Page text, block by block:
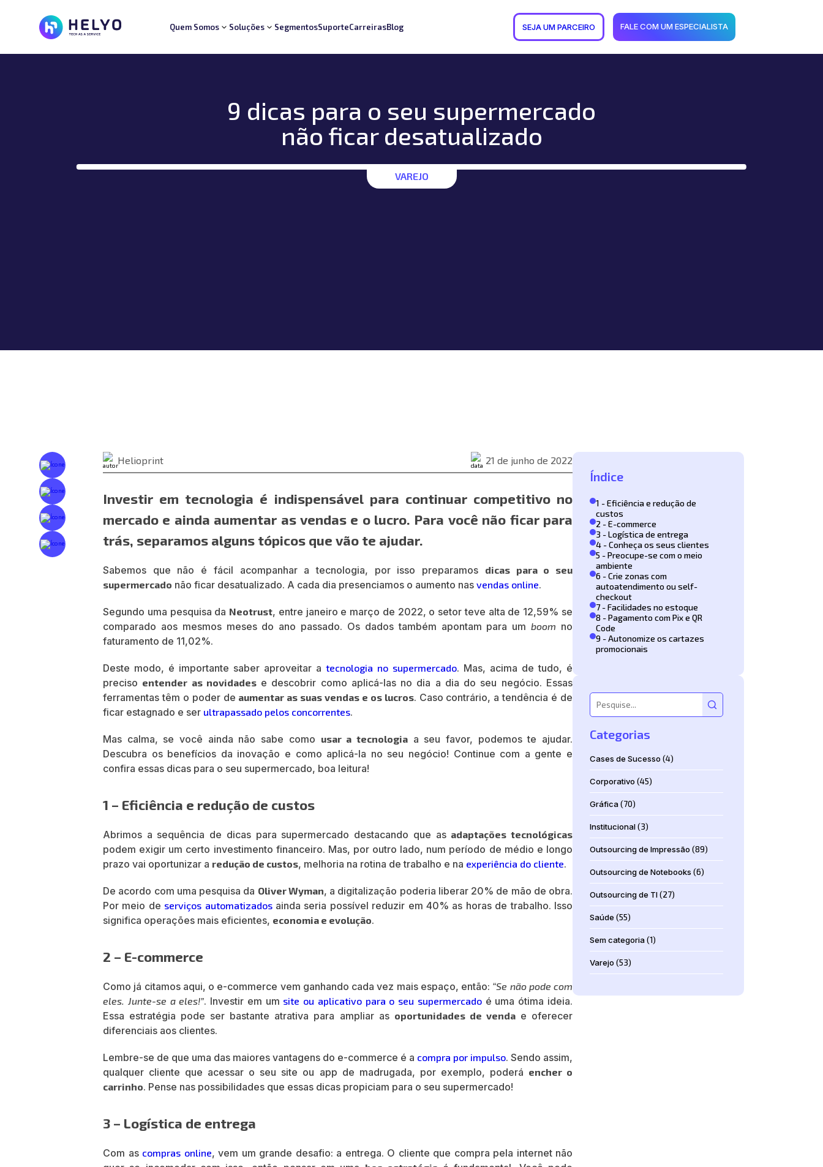
Quem Somos Soluções SegmentosSuporteCarreirasBlog SEJA UM PARCEIRO FALE COM UM ESPECIALISTA
Quem Somos
Soluções
9 dicas para o seu supermercado
não ficar desatualizado
VAREJO
Helioprint 21 de junho de 2022
Investir em tecnologia é indispensável para continuar competitivo no
mercado e ainda aumentar as vendas e o lucro. Para você não ficar para
trás, separamos alguns tópicos que vão te ajudar.
Sabemos que não é fácil acompanhar a tecnologia, por isso preparamos dicas para o seu
supermercado não ficar desatualizado. A cada dia presenciamos o aumento nas vendas online.
Segundo uma pesquisa da Neotrust, entre janeiro e março de 2022, o setor teve alta de 12,59% se
comparado aos mesmos meses do ano passado. Os dados também apontam para umboom no
faturamento de 11,02%.
Deste modo, é importante saber aproveitar a tecnologia no supermercado. Mas, acima de tudo, é
preciso entender as novidadese descobrir como aplicá-las no dia a dia do seu negócio. Essas
ferramentas têm o poder de aumentar as suas vendas e os lucros. Caso contrário, a tendência é de
ficar estagnado e ser ultrapassado pelos concorrentes.
Mas calma, se você ainda não sabe como usar a tecnologiaa seu favor, podemos te ajudar.
Descubra os benefícios da inovação e como aplicá-la no seu negócio! Continue com a gente e
confira essas dicas para o seu supermercado, boa leitura!
1 – Eficiência e redução de custos
Abrimos a sequência de dicas para supermercado destacando que as adaptações tecnológicas
podem exigir um certo investimento financeiro. Mas, por outro lado, num período de médio e longo
prazo vai oportunizar a redução de custos, melhoria na rotina de trabalho e na experiência do cliente.
De acordo com uma pesquisa da Oliver Wyman, a digitalização poderia liberar 20% de mão de obra.
Por meio de serviços automatizadosainda seria possível reduzir em 40% as horas de trabalho. Isso
significa operações mais eficientes, economia e evolução.
2 – E-commerce
Como já citamos aqui, o e-commerce vem ganhando cada vez mais espaço, então: “Se não pode com
eles. Junte-se a eles!”. Investir em um site ou aplicativo para o seu supermercadoé uma ótima ideia.
Essa estratégia pode ser bastante atrativa para ampliar as oportunidades de vendae oferecer
diferenciais aos clientes.
Lembre-se de que uma das maiores vantagens do e-commerce é a compra por impulso. Sendo assim,
qualquer cliente que acessar o seu site ou app de madrugada, por exemplo, poderá encher o
carrinho. Pense nas possibilidades que essas dicas propiciam para o seu supermercado!
3 – Logística de entrega
Com as compras online, vem um grande desafio: a entrega. O cliente que compra pela internet não
Índice
1 - Eficiência e redução de
custos
2 - E-commerce
3 - Logística de entrega
4 - Conheça os seus clientes
5 - Preocupe-se com o meio
ambiente
6 - Crie zonas com
autoatendimento ou self-
checkout
7 - Facilidades no estoque
8 - Pagamento com Pix e QR
Code
9 - Autonomize os cartazes
promocionais
Categorias
Cases de Sucesso (4)
Corporativo (45)
Gráfica(70)
Institucional(3)
Outsourcing de Impressão (89)
Outsourcing de Notebooks (6)
Outsourcing de TI(27)
Saúde (55)
Sem categoria(1)
Varejo (53)